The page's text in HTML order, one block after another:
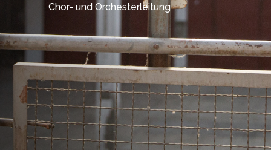
Chor- und Orchesterleitung